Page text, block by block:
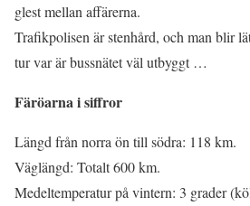
glest mellan affärerna.
Trafikpolisen är stenhård, och man blir
tur var är bussnätet väl utbyggt …
Färöarna i siffror
Längd från norra ön till södra: 118 km.
Väglängd: Totalt 600 km.
Medeltemperatur på vintern: 3 grader